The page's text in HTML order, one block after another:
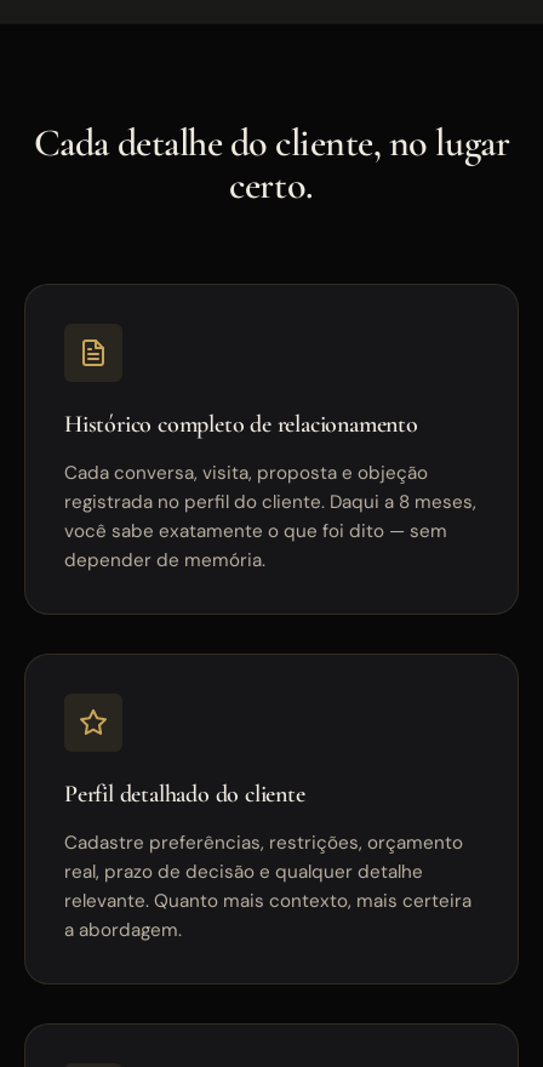
Cada detalhe do cliente, no lugar
certo.
Histórico completo de relacionamento
Cada conversa, visita, proposta e objeção
registrada no perfil do cliente. Daqui a 8 meses,
você sabe exatamente o que foi dito — sem
depender de memória.
Perfil detalhado do cliente
Cadastre preferências, restrições, orçamento
real, prazo de decisão e qualquer detalhe
relevante. Quanto mais contexto, mais certeira
a abordagem.